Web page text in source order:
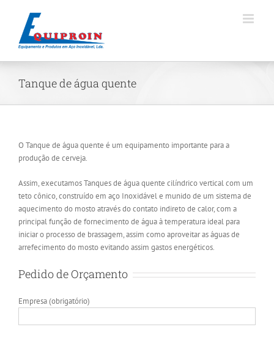
content
Tanque de água quente
O Tanque de água quente é um equipamento importante para a
produção de cerveja.
Assim, executamos Tanques de água quente cilíndrico vertical com um
teto cônico, construído em aço Inoxidável e munido de um sistema de
aquecimento do mosto através do contato indireto de calor, com a
principal função de fornecimento de água à temperatura ideal para
iniciar o processo de brassagem, assim como aproveitar as águas de
arrefecimento do mosto evitando assim gastos energéticos.
Pedido de Orçamento
Empresa (obrigatório)